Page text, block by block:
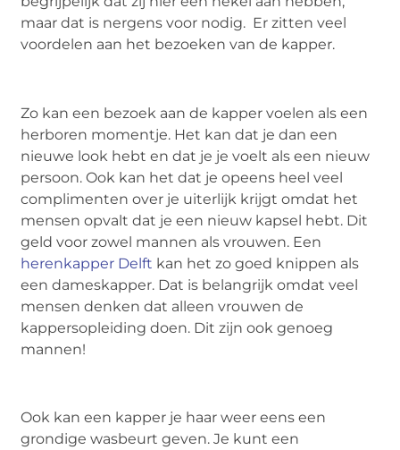
maar dat is nergens voor nodig. Er zitten veel
voordelen aan het bezoeken van de kapper.
Zo kan een bezoek aan de kapper voelen als een
herboren momentje. Het kan dat je dan een
nieuwe look hebt en dat je je voelt als een nieuw
persoon. Ook kan het dat je opeens heel veel
complimenten over je uiterlijk krijgt omdat het
mensen opvalt dat je een nieuw kapsel hebt. Dit
geld voor zowel mannen als vrouwen. Een
herenkapper Delft kan het zo goed knippen als
een dameskapper. Dat is belangrijk omdat veel
mensen denken dat alleen vrouwen de
kappersopleiding doen. Dit zijn ook genoeg
mannen!
Ook kan een kapper je haar weer eens een
grondige wasbeurt geven. Je kunt een